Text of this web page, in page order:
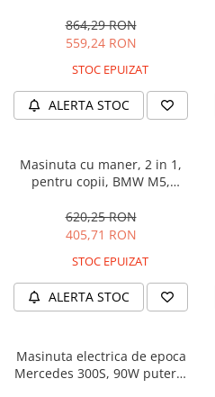
864,29 RON
559,24 RON
STOC EPUIZAT
ALERTA STOC
Masinuta cu maner, 2 in 1,
pentru copii, BMW M5,
620,25 RON
405,71 RON
STOC EPUIZAT
ALERTA STOC
Masinuta electrica de epoca
Mercedes 300S, 90W putere,